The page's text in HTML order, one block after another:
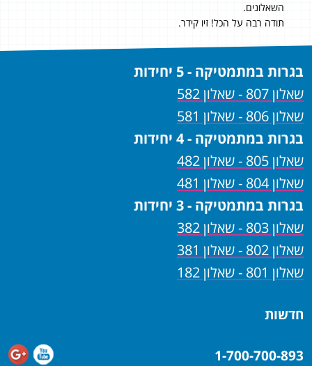
השאלונים.
תודה רבה על הכל! זיו קידר.
בגרות במתמטיקה - 5 יחידות
שאלון 807 - שאלון 582
שאלון 806 - שאלון 581
בגרות במתמטיקה - 4 יחידות
שאלון 805 - שאלון 482
שאלון 804 - שאלון 481
בגרות במתמטיקה - 3 יחידות
שאלון 803 - שאלון 382
שאלון 802 - שאלון 381
שאלון 801 - שאלון 182
חדשות
1-700-700-893